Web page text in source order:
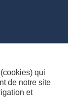
qui
de notre site
et